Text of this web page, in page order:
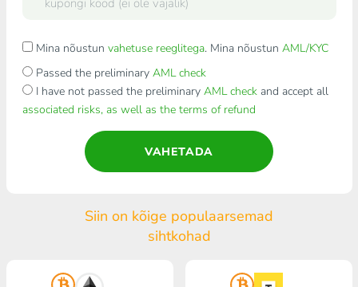
Mina nõustun vahetuse reeglitega. Mina nõustun AML/KYC
Passed the preliminary AML check
I have not passed the preliminary AML checkand accept all
associated risks, as well as the terms of refund
VAHETADA
Siin on kõige populaarsemad
sihtkohad